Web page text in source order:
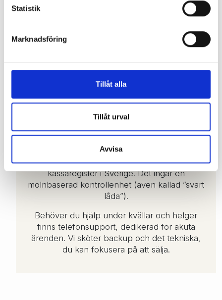
Statistik
Marknadsföring
Tillåt alla
Tillåt urval
Avvisa
TRYGGT OCH GODKÄNT AV
Specters kassasystem är givetvis godkänt
enligt Skatteverkets föreskrifter för
kassaregister i Sverige. Det ingår en
molnbaserad kontrollenhet (även kallad ”svart
låda”).
Behöver du hjälp under kvällar och helger
finns telefonsupport, dedikerad för akuta
ärenden. Vi sköter backup och det tekniska,
du kan fokusera på att sälja.